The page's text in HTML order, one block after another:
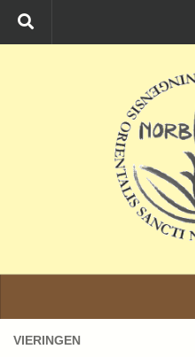
Ga naar de inhoud
VIERINGEN